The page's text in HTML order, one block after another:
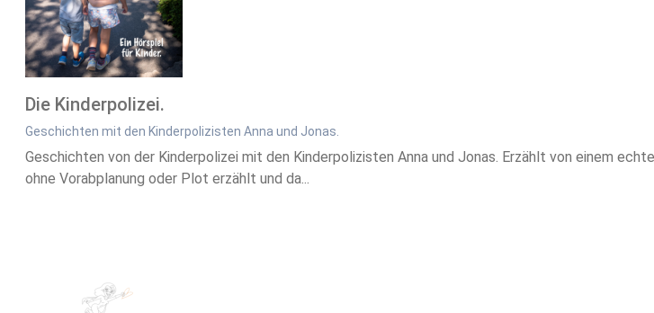
Die Kinderpolizei.
Geschichten mit den Kinderpolizisten Anna und Jonas.
Geschichten von der Kinderpolizei mit den Kinderpolizisten Anna und Jonas. Erzählt von einem
ohne Vorabplanung oder Plot erzählt und da...